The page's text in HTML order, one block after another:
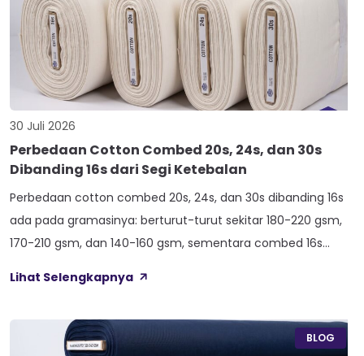
30 Juli 2026
Perbedaan Cotton Combed 20s, 24s, dan 30s
Dibanding 16s dari Segi Ketebalan
Perbedaan cotton combed 20s, 24s, dan 30s dibanding 16s
ada pada gramasinya: berturut-turut sekitar 180-220 gsm,
170-210 gsm, dan 140-160 gsm, sementara combed 16s
satu kaos terasa berat dan kokoh, sedangkan kaos lain
konveksi baru tertukar […]
Lihat Selengkapnya
BLOG